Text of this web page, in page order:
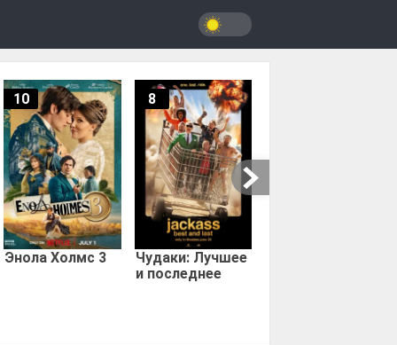
Энола Холмс 3
10
Чудаки: Лучшее
и последнее
8